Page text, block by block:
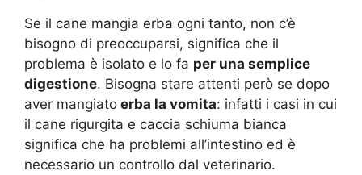
Se il cane mangia erba ogni tanto, non c’è
bisogno di preoccuparsi, significa che il
problema è isolato e lo fa per una semplice
digestione. Bisogna stare attenti però se dopo
aver mangiato erba la vomita: infatti i casi in cui
il cane rigurgita e caccia schiuma bianca
significa che ha problemi all’intestino ed è
necessario un controllo dal veterinario.